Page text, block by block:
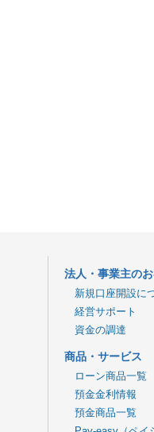
法人・事業主の
新規口座開設に
経営サポート
資金の調達
商品・サービス
ローン商品一覧
預金金利情報
預金商品一覧